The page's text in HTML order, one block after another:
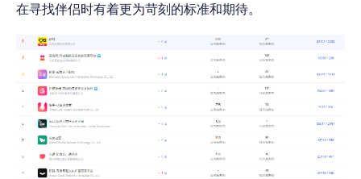
在寻找伴侣时有着更为苛刻的标准和期待。